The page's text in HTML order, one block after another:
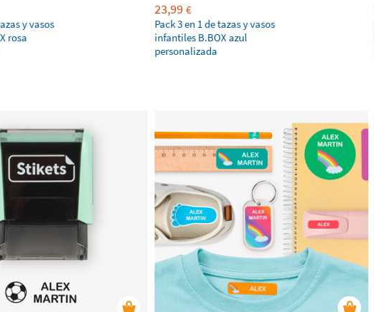
y vasos
rosa
23,99 €
Pack 3 en 1 de tazas y vasos
infantiles B.BOX azul
personalizada